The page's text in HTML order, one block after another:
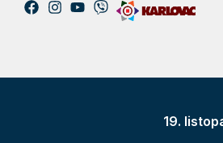
19.